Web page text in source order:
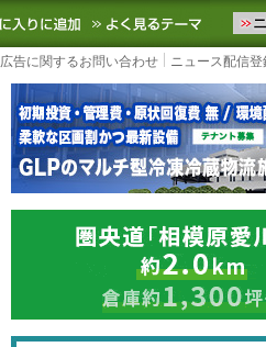
の物流ニュースをお届けしま
お気に入りに追加 よく
広告に関するお問い合わせ ニュース配信登